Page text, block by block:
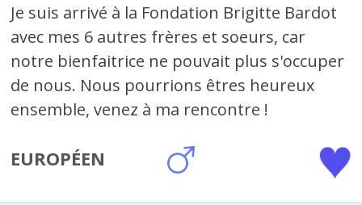
Je suis arrivé à la Fondation Brigitte Bardot
avec mes 6 autres frères et soeurs, car
notre bienfaitrice ne pouvait plus s'occuper
de nous. Nous pourrions êtres heureux
ensemble, venez à ma rencontre !
EUROPÉEN